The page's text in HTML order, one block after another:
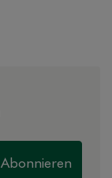
Abonnieren